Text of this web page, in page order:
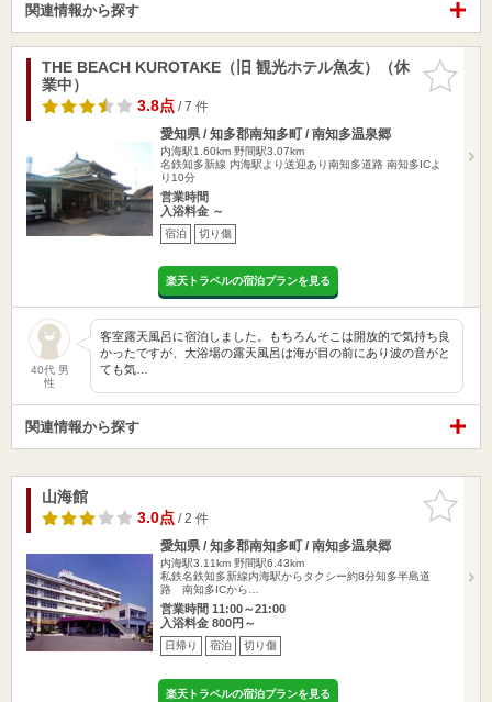
関連情報から探す
お気に入
りに追加
THE BEACH KUROTAKE（旧 観光ホテル魚友）（休
業中）
3.8点/ 7 件
愛知県 / 知多郡南知多町 / 南知多温泉郷
内海駅1.60km 野間駅3.07km
名鉄知多新線 内海駅より送迎あり南知多道路 南知多ICよ
り10分
営業時間
入浴料金 ～
宿泊 切り傷
楽天トラベルの宿泊プランを見る
40代 男
性
客室露天風呂に宿泊しました。もちろんそこは開放的で気持ち良
かったですが、大浴場の露天風呂は海が目の前にあり波の音がと
ても気…
関連情報から探す
お気に入
りに追加
山海館
3.0点/ 2 件
愛知県 / 知多郡南知多町 / 南知多温泉郷
内海駅3.11km 野間駅6.43km
私鉄名鉄知多新線内海駅からタクシー約8分知多半島道
路 南知多ICから…
営業時間 11:00～21:00
入浴料金 800円～
日帰り 宿泊 切り傷
楽天トラベルの宿泊プランを見る